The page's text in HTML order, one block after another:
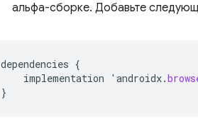
альфа-сборке. Добавьте
dependencies {
implementation
' androidx.
}